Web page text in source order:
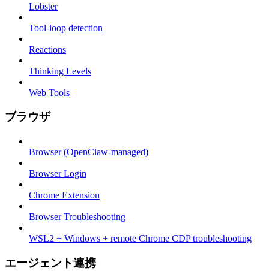
Lobster
Tool-loop detection
Reactions
Thinking Levels
Web Tools
ブラウザ
Browser (OpenClaw-managed)
Browser Login
Chrome Extension
Browser Troubleshooting
WSL2 + Windows + remote Chrome CDP troubleshooting
エージェント連携